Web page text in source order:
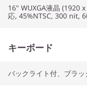
16" WUXGA液晶 (1920
応, 45%NTSC, 300 nit,
キーボード
バックライト付、ブラ